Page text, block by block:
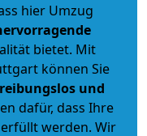
hier Umzug
bietet. Mit
können Sie
reibungslos und
dafür, dass Ihre
werden. Wir